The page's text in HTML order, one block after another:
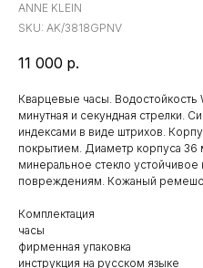
ANNE KLEIN
SKU: AK/3818GPNV
11 000 р.
Кварцевые часы. Водостойкость
минутная и секундная стрелки.
индексами в виде штрихов.
покрытием. Диаметр корпуса
минеральное стекло
повреждениям. Кожаный
Комплектация
часы
фирменная упаковка
инструкция на русском языке